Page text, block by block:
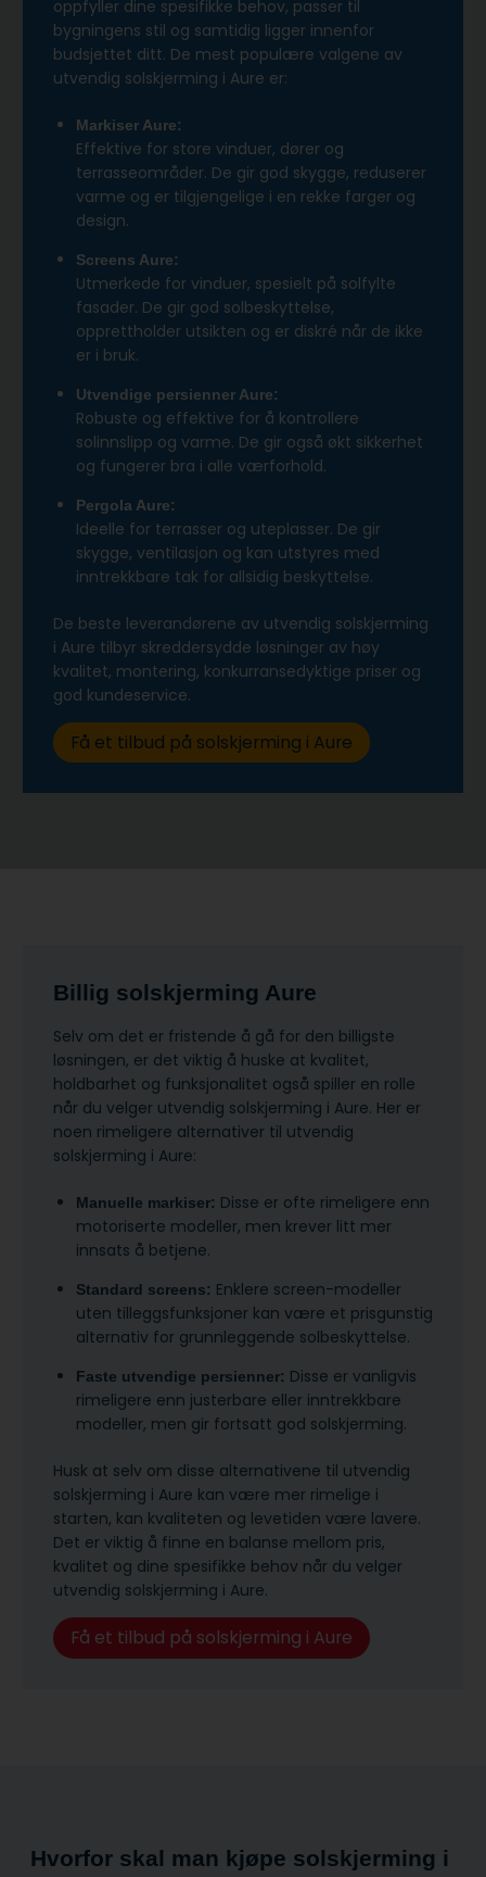
oppfyller dine spesifikke behov, passer til
bygningens stil og samtidig ligger innenfor
budsjettet ditt. De mest populære valgene av
utvendig solskjerming i Aure er:
Markiser Aure:
Effektive for store vinduer, dører og
terrasseområder. De gir god skygge, reduserer
varme og er tilgjengelige i en rekke farger og
design.
Screens Aure:
Utmerkede for vinduer, spesielt på solfylte
fasader. De gir god solbeskyttelse,
opprettholder utsikten og er diskré når de ikke
er i bruk.
Utvendige persienner Aure:
Robuste og effektive for å kontrollere
solinnslipp og varme. De gir også økt sikkerhet
og fungerer bra i alle værforhold.
Pergola Aure:
Ideelle for terrasser og uteplasser. De gir
skygge, ventilasjon og kan utstyres med
inntrekkbare tak for allsidig beskyttelse.
De beste leverandørene av utvendig solskjerming
i Aure tilbyr skreddersydde løsninger av høy
kvalitet, montering, konkurransedyktige priser og
god kundeservice.
Få et tilbud på solskjerming i Aure
Billig solskjerming Aure
Selv om det er fristende å gå for den billigste
løsningen, er det viktig å huske at kvalitet,
holdbarhet og funksjonalitet også spiller en rolle
når du velger utvendig solskjerming i Aure. Her er
noen rimeligere alternativer til utvendig
solskjerming i Aure:
Manuelle markiser: Disse er ofte rimeligere enn
motoriserte modeller, men krever litt mer
innsats å betjene.
Standard screens: Enklere screen-modeller
uten tilleggsfunksjoner kan være et prisgunstig
alternativ for grunnleggende solbeskyttelse.
Faste utvendige persienner: Disse er vanligvis
rimeligere enn justerbare eller inntrekkbare
modeller, men gir fortsatt god solskjerming.
Husk at selv om disse alternativene til utvendig
solskjerming i Aure kan være mer rimelige i
starten, kan kvaliteten og levetiden være lavere.
Det er viktig å finne en balanse mellom pris,
kvalitet og dine spesifikke behov når du velger
utvendig solskjerming i Aure.
Få et tilbud på solskjerming i Aure
Hvorfor skal man kjøpe solskjerming i